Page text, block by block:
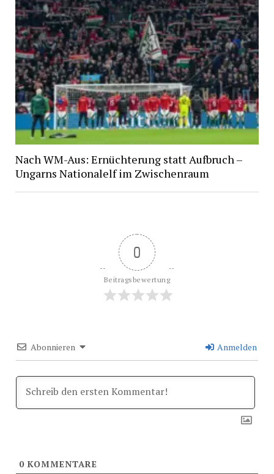
Nach WM-Aus: Ernüchterung statt Aufbruch –
Ungarns Nationalelf im Zwischenraum
0
Beitragsbewertung
Abonnieren Anmelden
0KOMMENTARE